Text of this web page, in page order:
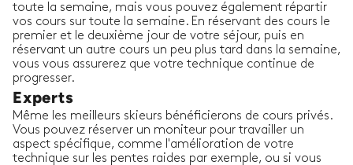
toute la semaine, mais vous pouvez également répartir
vos cours sur toute la semaine. En réservant des cours le
premier et le deuxième jour de votre séjour, puis en
réservant un autre cours un peu plus tard dans la semaine,
vous vous assurerez que votre technique continue de
progresser.
Experts
Même les meilleurs skieurs bénéficierons de cours privés.
Vous pouvez réserver un moniteur pour travailler un
aspect spécifique, comme l'amélioration de votre
technique sur les pentes raides par exemple, ou si vous